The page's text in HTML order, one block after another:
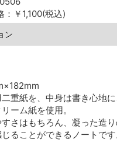
：￥1,100(税込)
ン
重紙を、中身は書き心地
ーム紙を使用。
さはもちろん、凝った造
ることができるノートです